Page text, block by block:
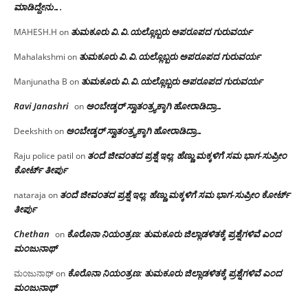
ಮಾಡಿದ್ದೇನು….
MAHESH.H on ತುಮಕೂರು‌ ವಿ.ವಿ.ಯಲ್ಲೊಬ್ಬರು ಅಪರೂಪದ ಗುರುವರ್ಯ
Mahalakshmi on ತುಮಕೂರು‌ ವಿ.ವಿ.ಯಲ್ಲೊಬ್ಬರು ಅಪರೂಪದ ಗುರುವರ್ಯ
Manjunatha B on ತುಮಕೂರು‌ ವಿ.ವಿ.ಯಲ್ಲೊಬ್ಬರು ಅಪರೂಪದ ಗುರುವರ್ಯ
Ravi Janashri on ಅಂಬೇಡ್ಕರ್ ಸ್ವಾತಂತ್ರ್ಯಕ್ಕಾಗಿ ಹೋರಾಡಿದ್ರಾ…
Deekshithon ಅಂಬೇಡ್ಕರ್ ಸ್ವಾತಂತ್ರ್ಯಕ್ಕಾಗಿ ಹೋರಾಡಿದ್ರಾ…
Raju police patil on ತಂದೆ ಜೀವಂತದ ಪ್ರಶ್ನೆ ಇಲ್ಲ: ಹೆಣ್ಣು ಮಕ್ಕಳಿಗೆ ಸಮ ಭಾಗ-ಸುಪ್ರೀಂ
ಕೋರ್ಟ್ ತೀರ್ಪು
nataraja on ತಂದೆ ಜೀವಂತದ ಪ್ರಶ್ನೆ ಇಲ್ಲ: ಹೆಣ್ಣು ಮಕ್ಕಳಿಗೆ ಸಮ ಭಾಗ-ಸುಪ್ರೀಂ ಕೋರ್ಟ್
ತೀರ್ಪು
Chethan on ಕೊರೊನಾ ನಿಯಂತ್ರಣ: ತುಮಕೂರು ಜಿಲ್ಲಾಡಳಿತಕ್ಕೆ ಪ್ರಶ್ನೆಗಳಿವೆ ಎಂದ
ಮಂಜು‌ನಾಥ್
ಮಂಜುನಾಥ್on ಕೊರೊನಾ ನಿಯಂತ್ರಣ: ತುಮಕೂರು ಜಿಲ್ಲಾಡಳಿತಕ್ಕೆ ಪ್ರಶ್ನೆಗಳಿವೆ ಎಂದ
ಮಂಜು‌ನಾಥ್